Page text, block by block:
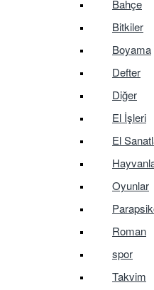
Bahçe
Bitkiler
Boyama
Defter
Diğer
El İşleri
El
Oyunlar
Roman
spor
Takvim